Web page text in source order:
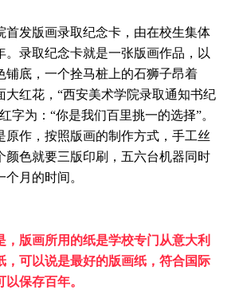
首发版画录取纪念卡，由在校生集体
。录取纪念卡就是一张版画作品，以
铺底，一个拴马桩上的石狮子昂着
大红花，“西安美术学院录取通知书纪
字为：“你是我们百里挑一的选择”。
原作，按照版画的制作方式，手工丝
颜色就要三版印刷，五六台机器同时
月的时间。
，版画所用的纸是学校专门从意大利
，可以说是最好的版画纸，符合国际
保存百年。